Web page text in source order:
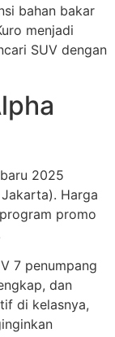
bahan bakar
menjadi
SUV dengan
2025
Harga
promo
7 penumpang
dan
di kelasnya,